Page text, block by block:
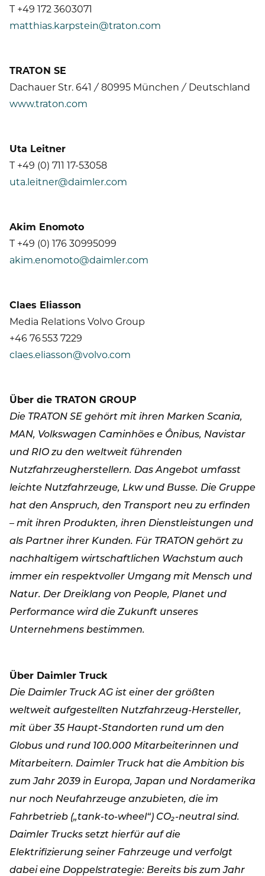
T +49 172 3603071
matthias.karpstein@traton.com
TRATON SE
Dachauer Str. 641 / 80995 München / Deutschland
www.traton.com
Uta Leitner
T +49 (0) 711 17-53058
uta.leitner@daimler.com
Akim Enomoto
T +49 (0) 176 30995099
akim.enomoto@daimler.com
Claes Eliasson
Media Relations Volvo Group
+46 76 553 7229
claes.eliasson@volvo.com
Über die TRATON GROUP
Die TRATON SE gehört mit ihren Marken Scania,
MAN, Volkswagen Caminhões e Ônibus, Navistar
und RIO zu den weltweit führenden
Nutzfahrzeugherstellern. Das Angebot umfasst
leichte Nutzfahrzeuge, Lkw und Busse. Die Gruppe
hat den Anspruch, den Transport neu zu erfinden
– mit ihren Produkten, ihren Dienstleistungen und
als Partner ihrer Kunden. Für TRATON gehört zu
nachhaltigem wirtschaftlichen Wachstum auch
immer ein respektvoller Umgang mit Mensch und
Natur. Der Dreiklang von People, Planet und
Performance wird die Zukunft unseres
Unternehmens bestimmen.
Über Daimler Truck
Die Daimler Truck AG ist einer der größten
weltweit aufgestellten Nutzfahrzeug-Hersteller,
mit über 35 Haupt-Standorten rund um den
Globus und rund 100.000 Mitarbeiterinnen und
Mitarbeitern. Daimler Truck hat die Ambition bis
zum Jahr 2039 in Europa, Japan und Nordamerika
nur noch Neufahrzeuge anzubieten, die im
Fahrbetrieb („tank-to-wheel“) CO₂-neutral sind.
Daimler Trucks setzt hierfür auf die
Elektrifizierung seiner Fahrzeuge und verfolgt
dabei eine Doppelstrategie: Bereits bis zum Jahr